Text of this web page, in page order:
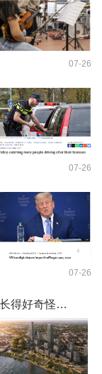
07-26
07-26
07-26
长得好奇怪…